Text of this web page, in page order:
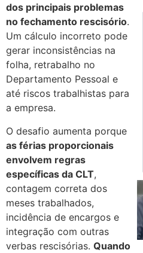
dos principais problemas
no fechamento rescisório.
Um cálculo incorreto pode
gerar inconsistências na
folha, retrabalho no
Departamento Pessoal e
até riscos trabalhistas para
a empresa.
O desafio aumenta porque
as férias proporcionais
envolvem regras
específicas da CLT,
contagem correta dos
meses trabalhados,
incidência de encargos e
integração com outras
verbas rescisórias. Quando